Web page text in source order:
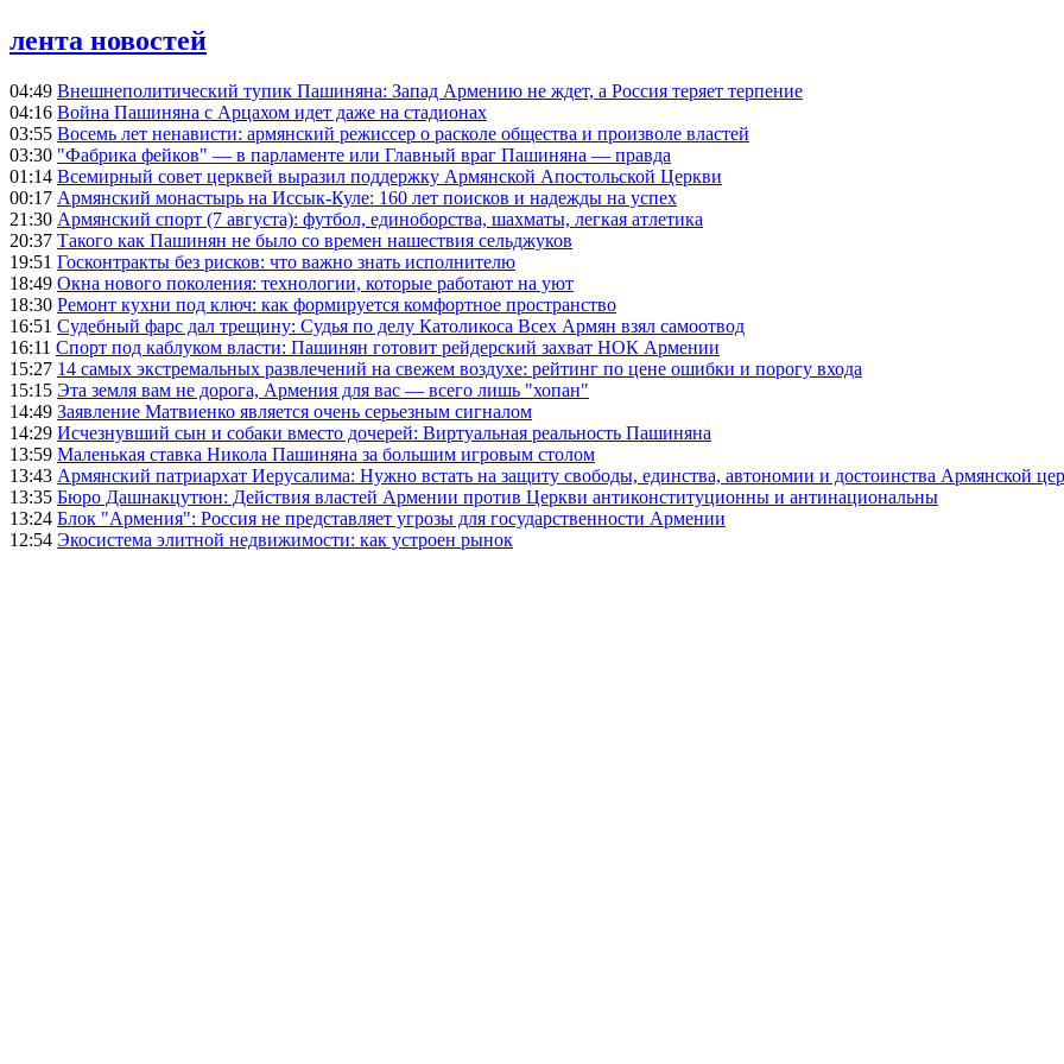
лента новостей
04:49 Внешнеполитический тупик Пашиняна: Запад Армению не ждет, а Россия теряет терпение
04:16 Война Пашиняна с Арцахом идет даже на стадионах
03:55 Восемь лет ненависти: армянский режиссер о расколе общества и произволе властей
03:30 "Фабрика фейков" — в парламенте или Главный враг Пашиняна — правда
01:14 Всемирный совет церквей выразил поддержку Армянской Апостольской Церкви
00:17 Армянский монастырь на Иссык-Куле: 160 лет поисков и надежды на успех
21:30 Армянский спорт (7 августа): футбол, единоборства, шахматы, легкая атлетика
20:37 Такого как Пашинян не было со времен нашествия сельджуков
19:51 Госконтракты без рисков: что важно знать исполнителю
18:49 Окна нового поколения: технологии, которые работают на уют
18:30 Ремонт кухни под ключ: как формируется комфортное пространство
16:51 Судебный фарс дал трещину: Судья по делу Католикоса Всех Армян взял самоотвод
16:11 Спорт под каблуком власти: Пашинян готовит рейдерский захват НОК Армении
15:27 14 самых экстремальных развлечений на свежем воздухе: рейтинг по цене ошибки и порогу входа
15:15 Эта земля вам не дорога, Армения для вас — всего лишь "хопан"
14:49 Заявление Матвиенко является очень серьезным сигналом
14:29 Исчезнувший сын и собаки вместо дочерей: Виртуальная реальность Пашиняна
13:59 Маленькая ставка Никола Пашиняна за большим игровым столом
13:43 Армянский патриархат Иерусалима: Нужно встать на защиту свободы, единства, автономии и достоинства Армянской
13:35 Бюро Дашнакцутюн: Действия властей Армении против Церкви антиконституционны и антинациональны
13:24 Блок "Армения": Россия не представляет угрозы для государственности Армении
12:54 Экосистема элитной недвижимости: как устроен рынок